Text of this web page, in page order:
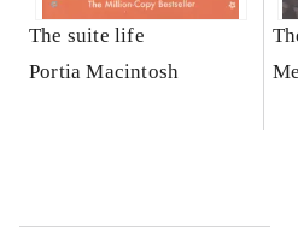
The suite life
Portia Macintosh